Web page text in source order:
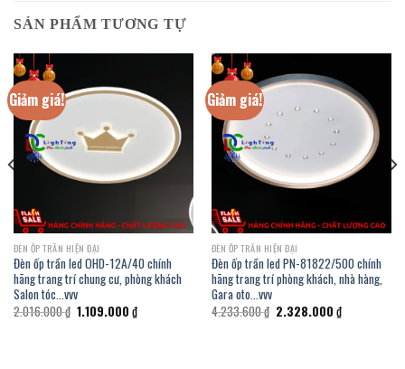
SẢN PHẨM TƯƠNG TỰ
Giảm giá!
ĐÈN ỐP TRẦN HIỆN ĐẠI
Đèn ốp trần led OHD-12A/40 chính
hãng trang trí chung cư, phòng khách
Salon tóc…vvv
2.016.000₫ Giá
gốc
1.109.000 ₫Giá
hiện
Giảm giá!
ĐÈN ỐP TRẦN HIỆN ĐẠI
Đèn ốp trần led PN-81822/500 chính
hãng trang trí phòng khách, nhà hàng,
Gara oto…vvv
4.233.600₫ Giá
gốc
2.328.000 ₫Giá
hiện